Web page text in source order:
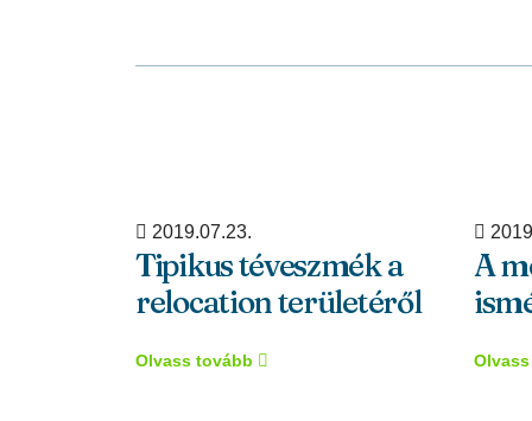
2019.07.23.
Tipikus téveszmék a
relocation területéről
Olvass tovább
A